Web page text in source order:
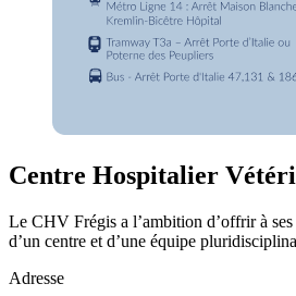
Centre Hospitalier
Le CHV Frégis a l’ambition d’offrir à ses
d’un centre et d’une équipe
Adresse